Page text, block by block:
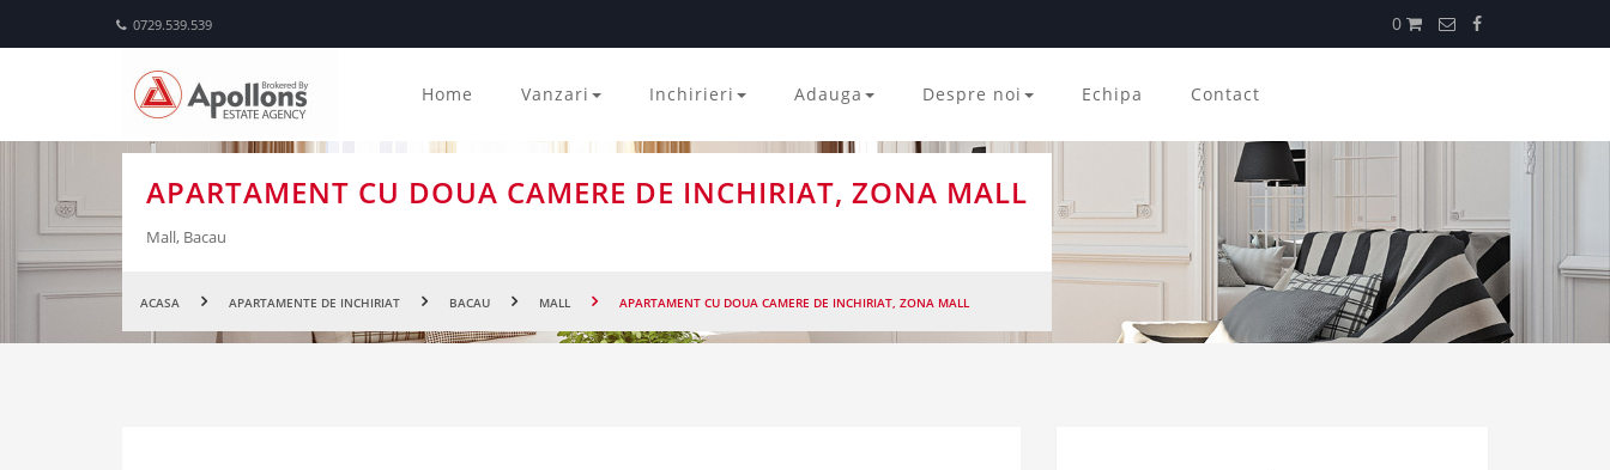
0729.539.539 0
Home Vanzari Inchirieri Adauga Despre noi Echipa Contact
APARTAMENT CU DOUA CAMERE DE INCHIRIAT, ZONA MALL
Mall, Bacau
ACASA APARTAMENTE DE INCHIRIAT BACAU MALL APARTAMENT CU DOUA CAMERE DE INCHIRIAT, ZONA MALL